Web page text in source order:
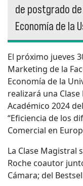
de postgrado
Economía de la
El próximo jueves
Marketing de la
Economía de la
realizará una
Académico 2024
“Eficiencia de los
Comercial en
La Clase Magistral
Roche coautor
Cámara; del